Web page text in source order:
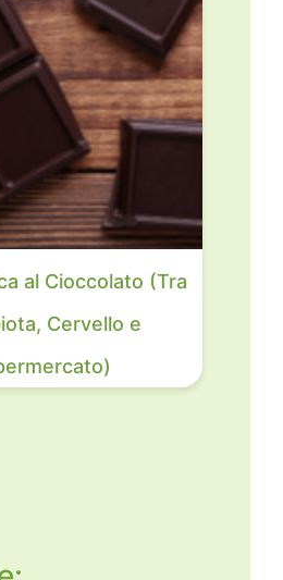
al Cioccolato (Tra
Cervello e